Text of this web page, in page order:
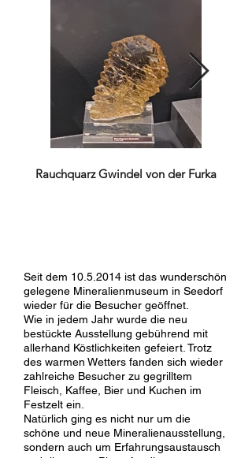
Rauchquarz Gwindel von der Furka
Seit dem 10.5.2014 ist das wunderschön
gelegene Mineralienmuseum in Seedorf
wieder für die Besucher geöffnet.
Wie in jedem Jahr wurde die neu
bestückte Ausstellung gebührend mit
allerhand Köstlichkeiten gefeiert. Trotz
des warmen Wetters fanden sich wieder
zahlreiche Besucher zu gegrilltem
Fleisch, Kaffee, Bier und Kuchen im
Festzelt ein.
Natürlich ging es nicht nur um die
schöne und neue Mineralienausstellung,
sondern auch um Erfahrungsaustausch